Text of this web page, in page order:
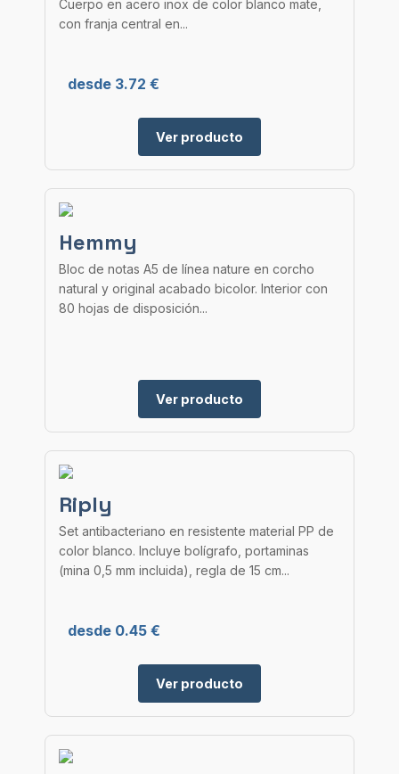
Cuerpo en acero inox de color blanco mate,
con franja central en...
desde 3.72 €
Ver producto
Hemmy
Bloc de notas A5 de línea nature en corcho
natural y original acabado bicolor. Interior con
80 hojas de disposición...
Ver producto
Riply
Set antibacteriano en resistente material PP de
color blanco. Incluye bolígrafo, portaminas
(mina 0,5 mm incluida), regla de 15 cm...
desde 0.45 €
Ver producto